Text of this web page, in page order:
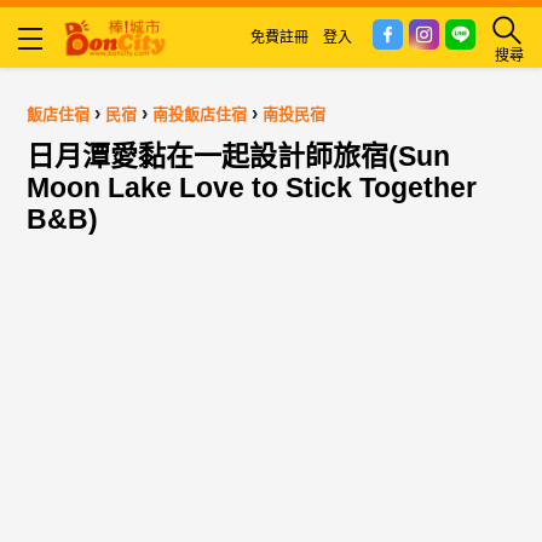
搜尋
免費註冊 登入
飯店住宿 › 民宿 ›南投飯店住宿 ›南投民宿
日月潭愛黏在一起設計師旅宿(Sun
Moon Lake Love to Stick Together
B&B)